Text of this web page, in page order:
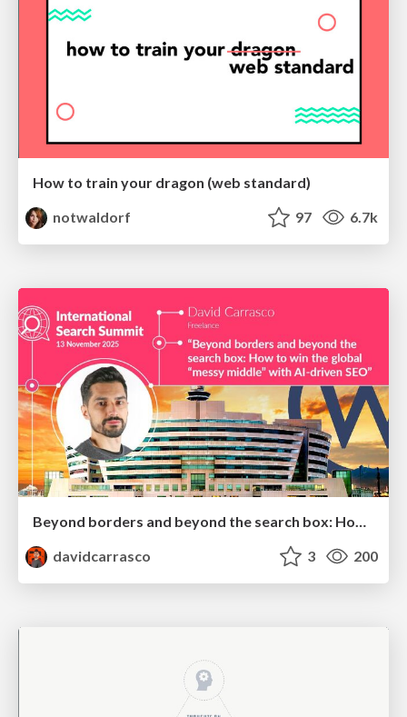
How to train your dragon (web standard)
notwaldorf
97 6.7k
davidcarrasco
3 200